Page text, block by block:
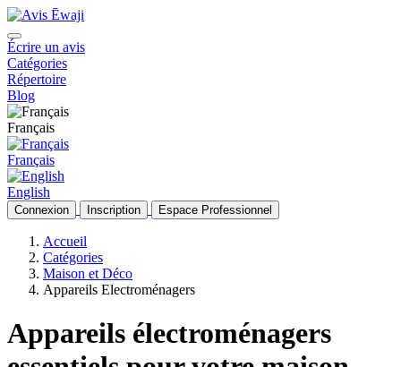
Écrire un avis
Catégories
Répertoire
Blog
Français
Français
English
Connexion Inscription Espace Professionnel
Accueil
Catégories
Maison et Déco
Appareils Electroménagers
Appareils électroménagers